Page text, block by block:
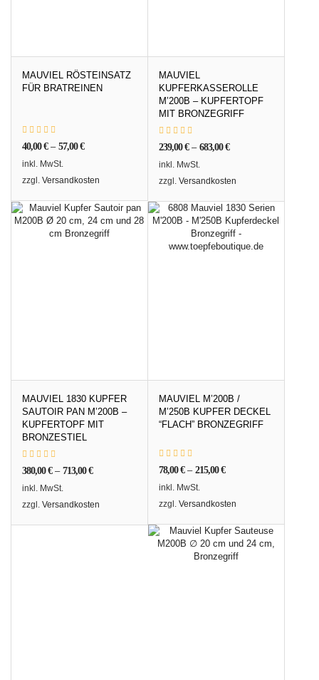
MAUVIEL RÖSTEINSATZ
FÜR BRATREINEN
40,00€– 57,00€
inkl. MwSt.
zzgl. Versandkosten
MAUVIEL
KUPFERKASSEROLLE
M’200B – KUPFERTOPF
MIT BRONZEGRIFF
239,00€– 683,00€
inkl. MwSt.
zzgl. Versandkosten
MAUVIEL 1830 KUPFER
SAUTOIR PAN M’200B –
KUPFERTOPF MIT
BRONZESTIEL
380,00€– 713,00€
inkl. MwSt.
zzgl. Versandkosten
MAUVIEL M’200B /
M’250B KUPFER DECKEL
“FLACH” BRONZEGRIFF
78,00€– 215,00€
inkl. MwSt.
zzgl. Versandkosten